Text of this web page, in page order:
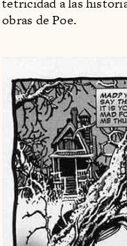
obras de Poe.